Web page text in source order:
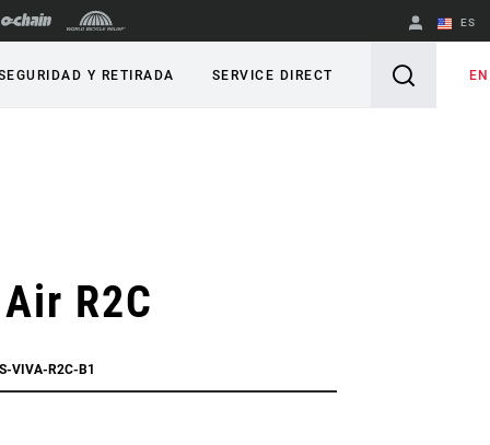
ES
English
Y RETIRADA SERVICE DIRECT
R2C
VIVA-R2C-B1